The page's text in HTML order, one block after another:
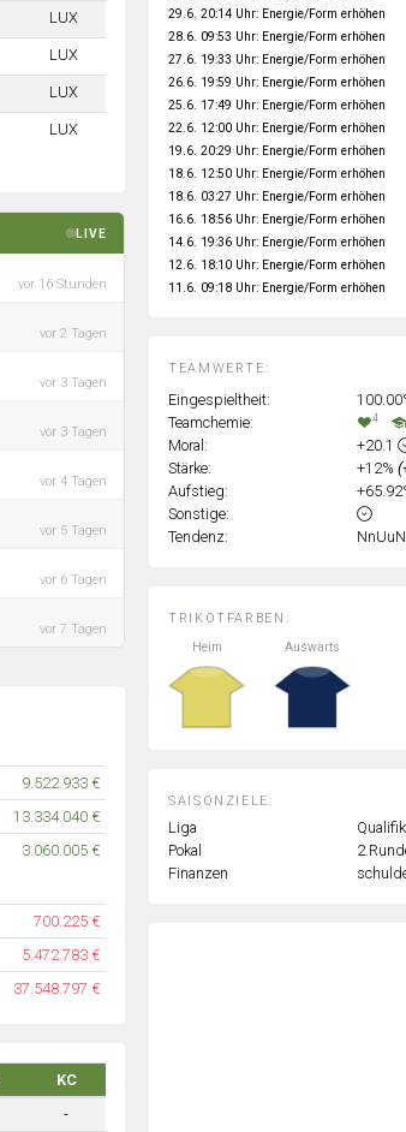
LUX
LUX
LUX
LUX
LIVE
vor 16 Stunden
vor 2 Tagen
vor 3 Tagen
vor 3 Tagen
vor 4 Tagen
vor 5 Tagen
vor 6 Tagen
vor 7 Tagen
9.522.933 €
13.334.040 €
3.060.005 €
700.225 €
5.472.783 €
37.548.797 €
KC
-
TRIKOTFARBEN:
Heim
Auswärts
SAISONZIELE:
Liga
Pokal
Finanzen
TEAMWERTE:
Eingespieltheit:
Teamchemie:
4
Moral:
+20.1
Stärke:
+12%
Aufstieg:
Sonstige:
Tendenz:
29.6. 20:14 Uhr: Energie/Form erhöhen
28.6. 09:53 Uhr: Energie/Form erhöhen
27.6. 19:33 Uhr: Energie/Form erhöhen
26.6. 19:59 Uhr: Energie/Form erhöhen
25.6. 17:49 Uhr: Energie/Form erhöhen
22.6. 12:00 Uhr: Energie/Form erhöhen
19.6. 20:29 Uhr: Energie/Form erhöhen
18.6. 12:50 Uhr: Energie/Form erhöhen
18.6. 03:27 Uhr: Energie/Form erhöhen
16.6. 18:56 Uhr: Energie/Form erhöhen
14.6. 19:36 Uhr: Energie/Form erhöhen
12.6. 18:10 Uhr: Energie/Form erhöhen
11.6. 09:18 Uhr: Energie/Form erhöhen